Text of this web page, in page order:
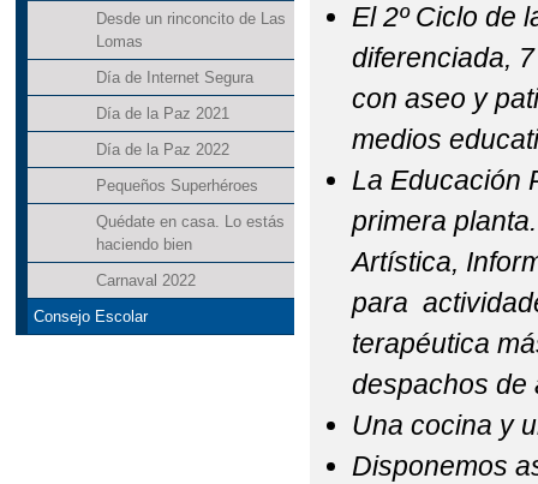
Desde un rinconcito de Las
Lomas
Día de Internet Segura
Día de la Paz 2021
Día de la Paz 2022
Pequeños Superhéroes
Quédate en casa. Lo estás
haciendo bien
Carnaval 2022
Consejo Escolar
El 2º Ciclo de
diferenciada,
con aseo y
medios
La Educación
primera
Artística,
para
terapéutica
despachos de
Una cocina y
Disponemos